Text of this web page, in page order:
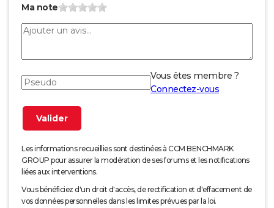
Ma note
Vous êtes membre ?
Connectez-vous
Les informations recueillies sont destinées à CCM BENCHMARK
GROUP pour assurer la modération de ses forums et les notifications
liées aux interventions.
Vous bénéficiez d'un droit d'accès, de rectification et d'effacement de
vos données personnelles dans les limites prévues par la loi.